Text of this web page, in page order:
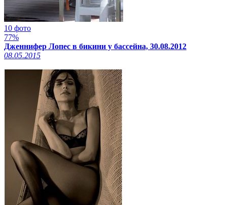
10 фото
77%
Дженнифер Лопес в бикини у бассейна, 30.08.2012
08.05.2015